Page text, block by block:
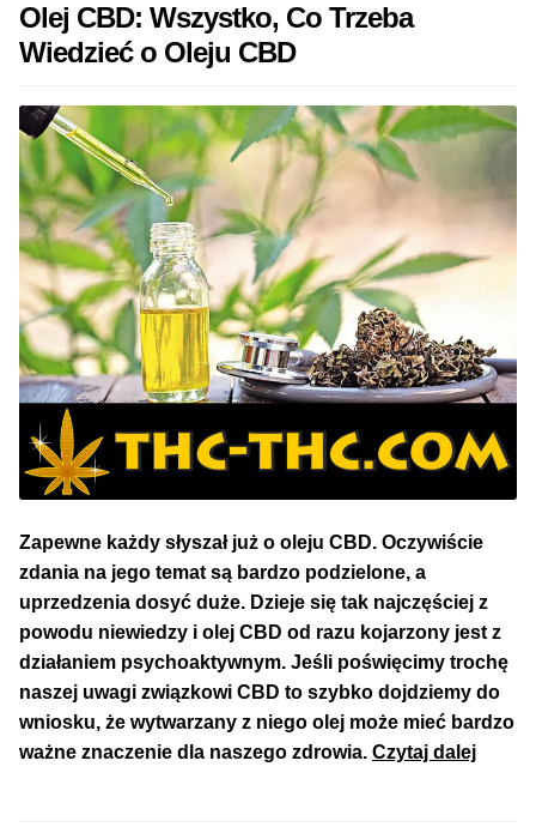
PROMOCJE
PROMOCJE 1+1
NAJLEPSZE OKAZJE
PROMOCJA TYGODNIA
Dla Początkujących
Indoor w Domu
Outdoor na Dworze
Półautomaty Outdoor
Automaty XXL
Pełnosezonowe XXL
Szybkie Automaty
Max THC 21% i Więcej
Olej CBD: Wszystko, Co Trzeba
Wiedzieć o Oleju CBD
Zapewne każdy słyszał już o oleju CBD. Oczywiście
zdania na jego temat są bardzo podzielone, a
uprzedzenia dosyć duże. Dzieje się tak najczęściej z
powodu niewiedzy i olej CBD od razu kojarzony jest z
działaniem psychoaktywnym. Jeśli poświęcimy trochę
naszej uwagi związkowi CBD to szybko dojdziemy do
wniosku, że wytwarzany z niego olej może mieć bardzo
ważne znaczenie dla naszego zdrowia. Czytaj dalejOlej